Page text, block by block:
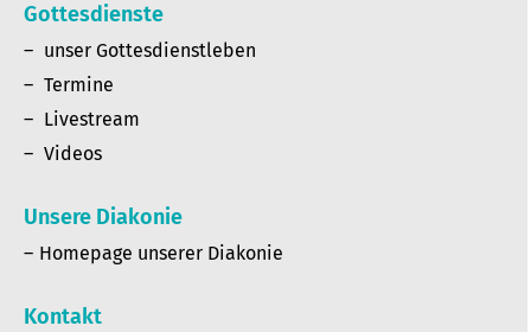
Gottesdienste
unser Gottesdienstleben
Termine
Livestream
Videos
Unsere Diakonie
Homepage unserer Diakonie
Kontakt